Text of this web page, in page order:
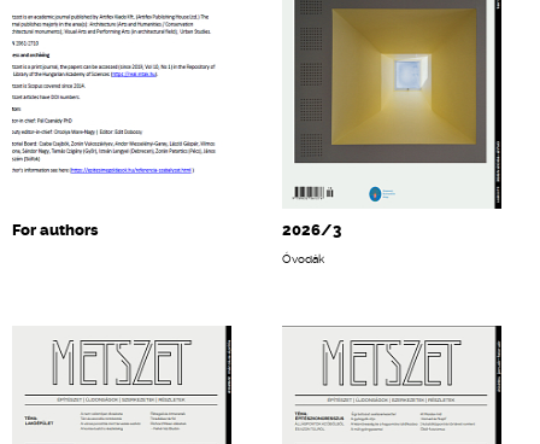
For authors 2026/3
Óvodák